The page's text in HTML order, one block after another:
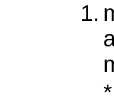
1.